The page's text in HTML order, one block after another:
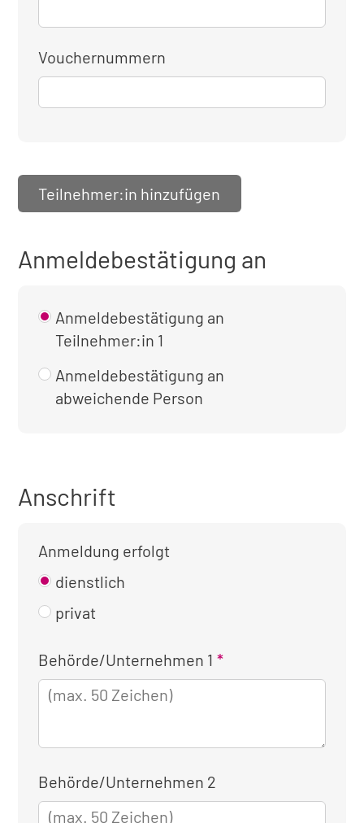
Vouchernummern
Teilnehmer:in hinzufügen
Anmeldebestätigung an
Anmeldebestätigung an
Teilnehmer:in 1
Anmeldebestätigung an
abweichende Person
Anschrift
Anmeldung erfolgt
dienstlich
privat
Kontaktinformationen
für
die
Behörde/Unternehmen 1
Behörde/Unternehmen 2